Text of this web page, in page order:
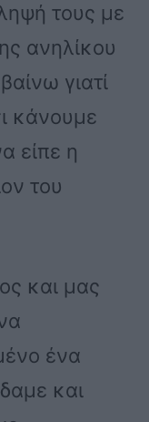
τους με
ανηλίκου
γιατί
κάνουμε
είπε η
του
και μας
ένα
και